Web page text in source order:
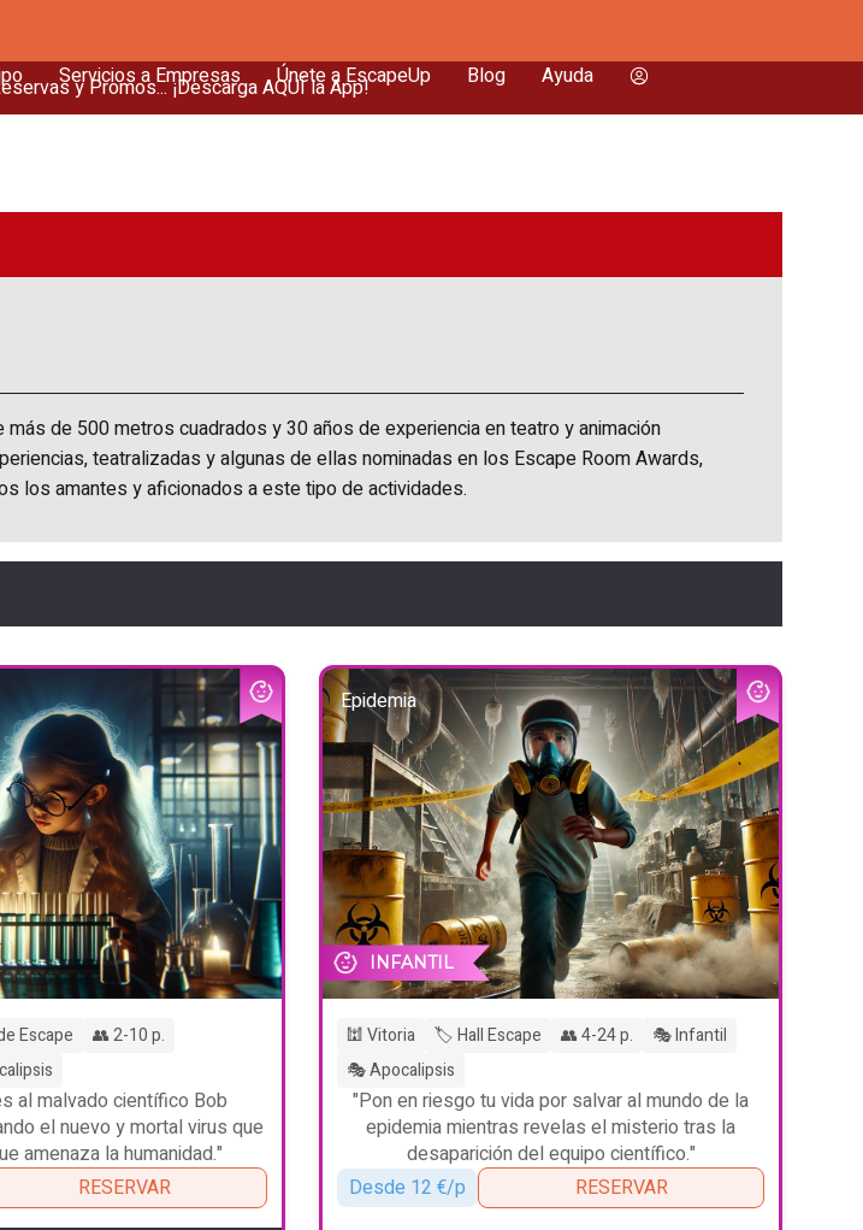
Servicios a Empresas Únete a EscapeUp Blog Ayuda
y Promos... ¡Descarga AQUÍ la App!
más de 500 metros cuadrados y 30 años de experiencia en teatro y animación
teatralizadas y algunas de ellas nominadas en los Escape Room Awards,
los amantes y aficionados a este tipo de actividades.
Escape
👥 2-10 p.
al malvado científico Bob
el nuevo y mortal virus que
amenaza la humanidad."
RESERVAR
Epidemia
INFANTIL
🕍 Vitoria 🏷️ Hall Escape 👥 4-24 p.
🎭 Infantil
🎭 Apocalipsis
"Pon en riesgo tu vida por salvar al mundo de la
epidemia mientras revelas el misterio tras la
desaparición del equipo científico."
Desde 12 €/p
RESERVAR